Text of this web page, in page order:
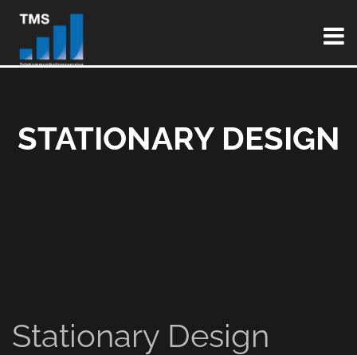
STATIONARY DESIGN
Stationary Design